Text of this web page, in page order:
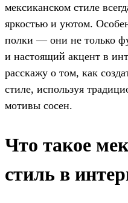
мексиканском стиле
яркостью и уютом.
полки — они не только
и настоящий акцент в
расскажу о том, как
стиле, используя
мотивы сосен.
Что такое
стиль в